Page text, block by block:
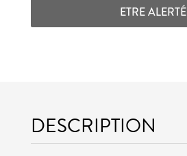
ETRE ALERTÉ
DESCRIPTION